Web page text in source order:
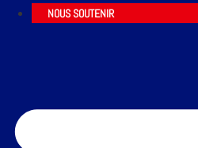
NOUS SOUTENIR